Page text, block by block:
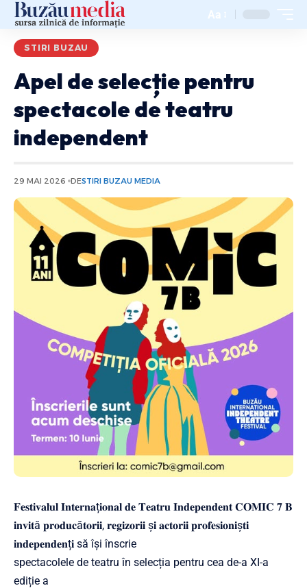
Aa
STIRI BUZAU
Apel de selecție pentru
spectacole de teatru
independent
29 MAI 2026 DESTIRI BUZAU MEDIA
𝐅𝐞𝐬𝐭𝐢𝐯𝐚𝐥𝐮𝐥 𝐈𝐧𝐭𝐞𝐫𝐧𝐚ț𝐢𝐨𝐧𝐚𝐥 𝐝𝐞 𝐓𝐞𝐚𝐭𝐫𝐮 𝐈𝐧𝐝𝐞𝐩𝐞𝐧𝐝𝐞𝐧𝐭 𝐂𝐎𝐌𝐈𝐂 𝟕 𝐁
𝐢𝐧𝐯𝐢𝐭ă 𝐩𝐫𝐨𝐝𝐮𝐜ă𝐭𝐨𝐫𝐢𝐢, 𝐫𝐞𝐠𝐢𝐳𝐨𝐫𝐢𝐢 ș𝐢 𝐚𝐜𝐭𝐨𝐫𝐢𝐢 𝐩𝐫𝐨𝐟𝐞𝐬𝐢𝐨𝐧𝐢ș𝐭𝐢
𝐢𝐧𝐝𝐞𝐩𝐞𝐧𝐝𝐞𝐧ț𝐢 să își înscrie
spectacolele de teatru în selecția pentru cea de-a XI-a
ediție a